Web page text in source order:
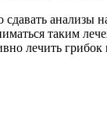
таким
лечить грибок